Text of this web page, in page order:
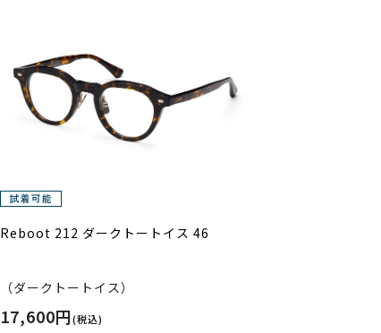
Reboot 212 ダークトートイス 46
（ダークトートイス）
17,600円(税込)